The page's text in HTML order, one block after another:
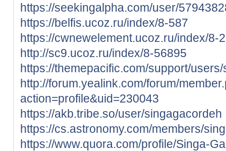
https://seekingalpha.com/user/
https://belfis.ucoz.ru/index/8-587
https://cwnewelement.ucoz.ru/index/8-
http://sc9.ucoz.ru/index/8-56895
https://themepacific.com/support/
http://forum.yealink.com/forum/
action=profile&uid=230043
https://akb.tribe.so/user/singagacordeh
https://cs.astronomy.com/members/
https://www.quora.com/profile/Singa-